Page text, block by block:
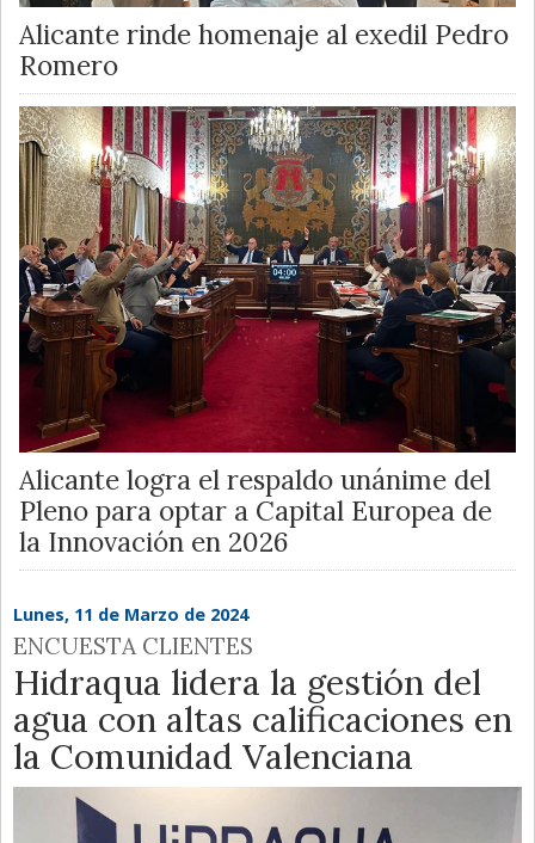
Alicante rinde homenaje al exedil Pedro
Romero
Alicante logra el respaldo unánime del
Pleno para optar a Capital Europea de
la Innovación en 2026
Lunes, 11 de Marzo de 2024
ENCUESTA CLIENTES
Hidraqua lidera la gestión del
agua con altas calificaciones en
la Comunidad Valenciana